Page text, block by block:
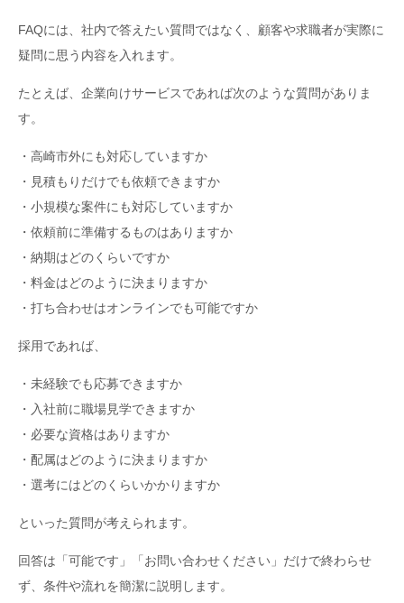
FAQには、社内で答えたい質問ではなく、顧客や求職者が実際に
疑問に思う内容を入れます。
たとえば、企業向けサービスであれば次のような質問がありま
す。
・高崎市外にも対応していますか
・見積もりだけでも依頼できますか
・小規模な案件にも対応していますか
・依頼前に準備するものはありますか
・納期はどのくらいですか
・料金はどのように決まりますか
・打ち合わせはオンラインでも可能ですか
採用であれば、
・未経験でも応募できますか
・入社前に職場見学できますか
・必要な資格はありますか
・配属はどのように決まりますか
・選考にはどのくらいかかりますか
といった質問が考えられます。
回答は「可能です」「お問い合わせください」だけで終わらせ
ず、条件や流れを簡潔に説明します。